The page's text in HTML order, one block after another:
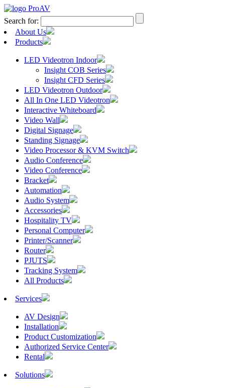
Search for:
About Us
Products
LED Videotron Indoor
Insight COB Series
Insight CFD Series
LED Videotron Outdoor
All In One LED Videotron
Interactive Whiteboard
Video Wall
Digital Signage
Standing Signage
Video Processor & KVM Switch
Audio Conference
Video Conference
Bracket
Automation
Audio System
Accessories
Hospitality TV
Personal Computer
Printer/Scanner
Router
PJUTS
Tracking System
All Products
Services
AV Design
Installation
Product Customization
Authorized Service Center
Rental
Solutions